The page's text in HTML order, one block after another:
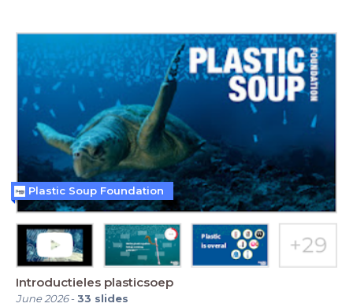
Introductieles plasticsoep
June 2026-33 slides
Plastic Soup Foundation